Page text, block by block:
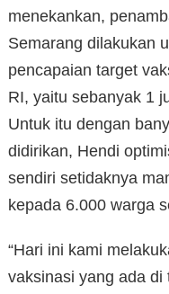
menekankan,
Semarang dilakukan
pencapaian target
RI, yaitu sebanyak 1
Untuk itu dengan
didirikan, Hendi
sendiri setidaknya
kepada 6.000 warga
“Hari ini kami
vaksinasi yang ada di